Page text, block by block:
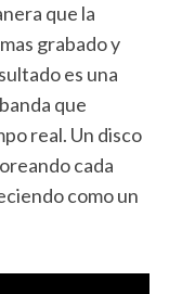
que la
grabado y
es una
que
real. Un disco
cada
como un